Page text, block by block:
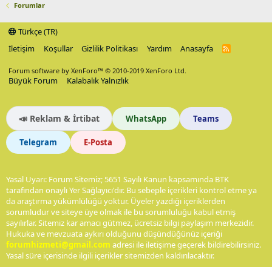
Forumlar
Türkçe (TR)
İletişim
Koşullar Gizlilik Politikası Yardım Anasayfa
R
Forum software by XenForo™ © 2010-2019 XenForo Ltd.
Büyük Forum Kalabalık Yalnızlık
📣 Reklam & İrtibat WhatsApp Teams
Telegram E-Posta
Yasal Uyarı: Forum Sitemiz; 5651 Sayılı Kanun kapsamında BTK
tarafından onaylı Yer Sağlayıcı'dır. Bu sebeple içerikleri kontrol etme ya
da araştırma yükümlülüğü yoktur. Üyeler yazdığı içeriklerden
sorumludur ve siteye üye olmak ile bu sorumluluğu kabul etmiş
sayılırlar. Sitemiz kar amacı gütmez, ücretsiz bilgi paylaşım merkezidir.
Hukuka ve mevzuata aykırı olduğunu düşündüğünüz içeriği
forumhizmeti@gmail.com adresi ile iletişime geçerek bildirebilirsiniz.
Yasal süre içerisinde ilgili içerikler sitemizden kaldırılacaktır.